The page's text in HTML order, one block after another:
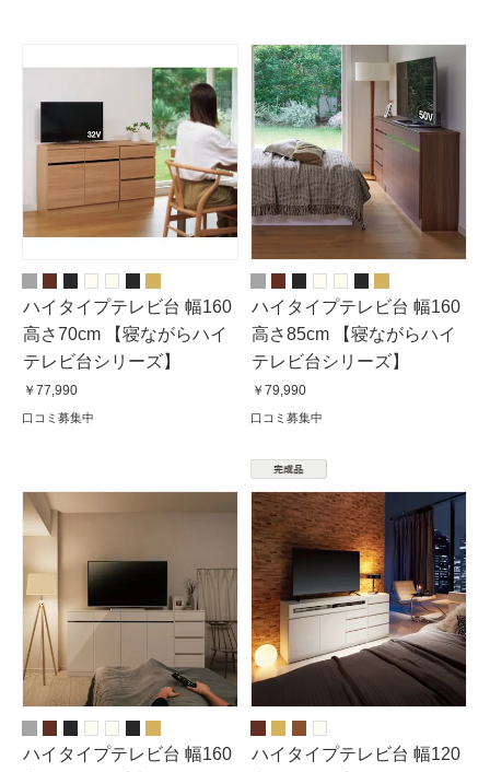
ハイタイプテレビ台 幅160
高さ70cm 【寝ながらハイ
テレビ台シリーズ】
￥77,990
口コミ募集中
ハイタイプテレビ台 幅160
高さ85cm 【寝ながらハイ
テレビ台シリーズ】
￥79,990
口コミ募集中
ハイタイプテレビ台 幅160
ハイタイプテレビ台 幅120